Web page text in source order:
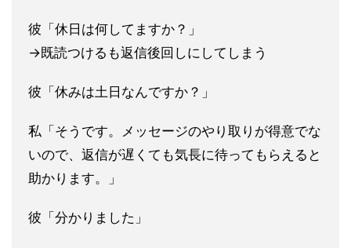
彼「休日は何してますか？」
→既読つけるも返信後回しにしてしまう
彼「休みは土日なんですか？」
私「そうです。メッセージのやり取りが得意でな
いので、返信が遅くても気長に待ってもらえると
助かります。」
彼「分かりました」